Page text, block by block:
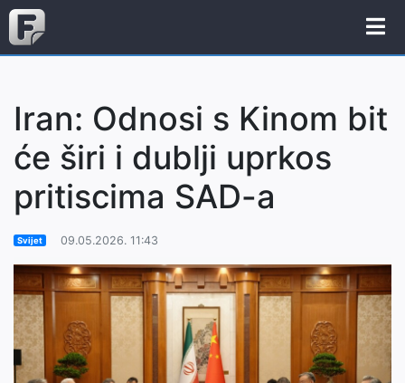
Iran: Odnosi s Kinom bit
će širi i dublji uprkos
pritiscima SAD-a
Svijet 09.05.2026. 11:43